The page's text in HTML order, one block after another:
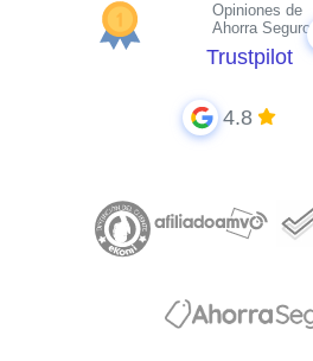
Opiniones de
Ahorra Seguros
Trustpilot
4.8